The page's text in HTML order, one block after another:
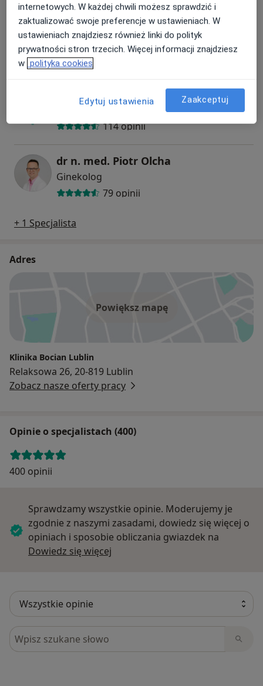
dr n. med. Wojciech Gąsior
Ginekolog, Perinatolog
dr n. med. Ewa Woźniakowska
Ginekolog, Endokrynolog
114 opinii
dr n. med. Piotr Olcha
Ginekolog
79 opinii
+ 1 Specjalista
Adres
Powiększ mapę
Klinika Bocian Lublin
Relaksowa 26, 20-819 Lublin
Zobacz nasze oferty pracy
Opinie o specjalistach (400)
400 opinii
Sprawdzamy wszystkie opinie. Moderujemy je
zgodnie z naszymi zasadami, dowiedz się więcej o
opiniach i sposobie obliczania gwiazdek na
Dowiedz się więcej
Szukaj w opiniach
internetowych. W każdej chwili możesz sprawdzić i
zaktualizować swoje preferencje w ustawieniach. W
ustawieniach znajdziesz również linki do polityk
prywatności stron trzecich. Więcej informacji znajdziesz
w polityka cookies
Edytuj ustawienia Zaakceptuj